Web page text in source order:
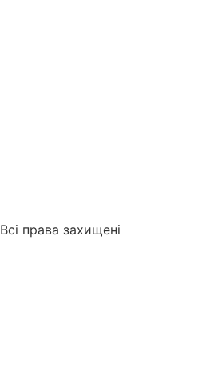
Всі права захищені